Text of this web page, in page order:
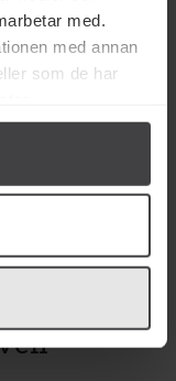
med.
med annan
som de har